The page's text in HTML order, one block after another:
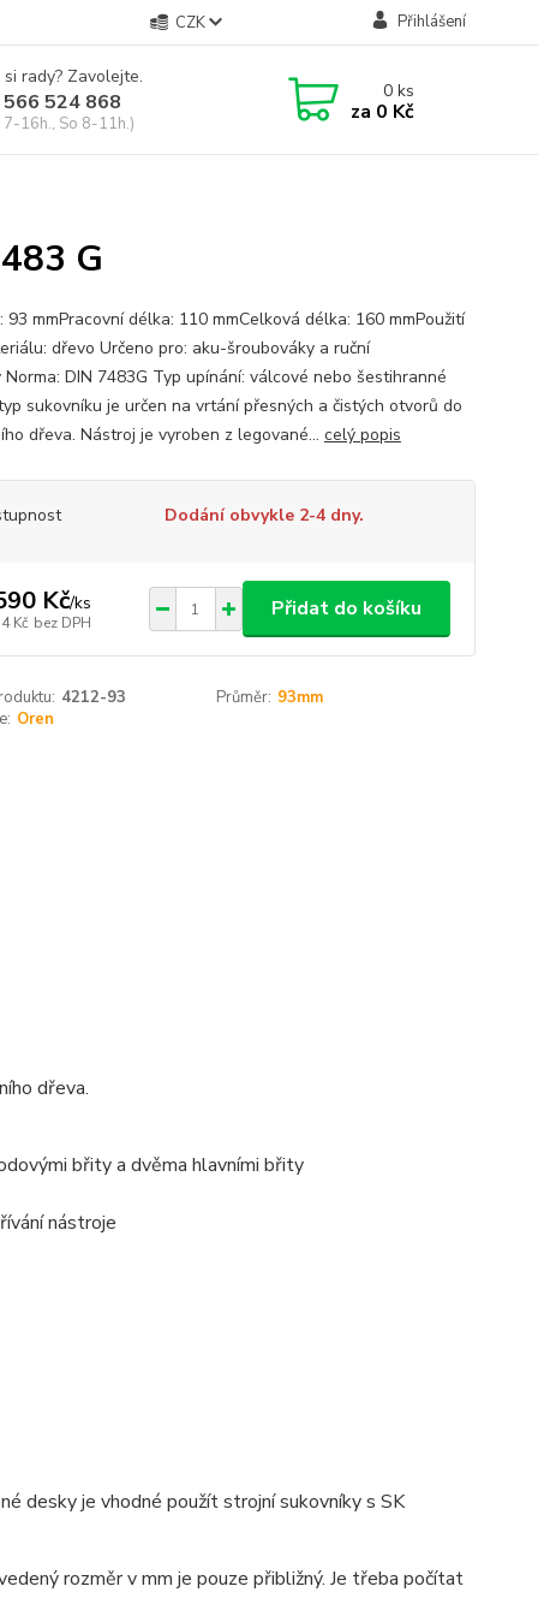
CZK Přihlášení
rady? Zavolejte.
524 868
7-16h., So 8-11h.)
0ks
za 0 Kč
G
93 mmPracovní délka: 110 mmCelková délka: 160 mmPoužití
dřevo Určeno pro: aku-šroubováky a ruční
Norma: DIN 7483G Typ upínání: válcové nebo šestihranné
sukovníku je určen na vrtání přesných a čistých otvorů do
dřeva. Nástroj je vyroben z legované... celý popis
Dodání obvykle 2-4 dny.
Kč/ks
Kč bez DPH
Přidat do košíku
4212-93 Průměr: 93mm
Oren
dřeva.
břity a dvěma hlavními břity
nástroje
desky je vhodné použít strojní sukovníky s SK
rozměr v mm je pouze přibližný. Je třeba počítat